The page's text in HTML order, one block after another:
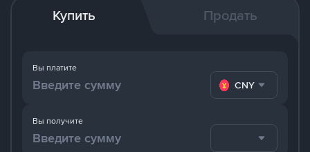
Купить Продать
Вы платите
CNY
Вы получите